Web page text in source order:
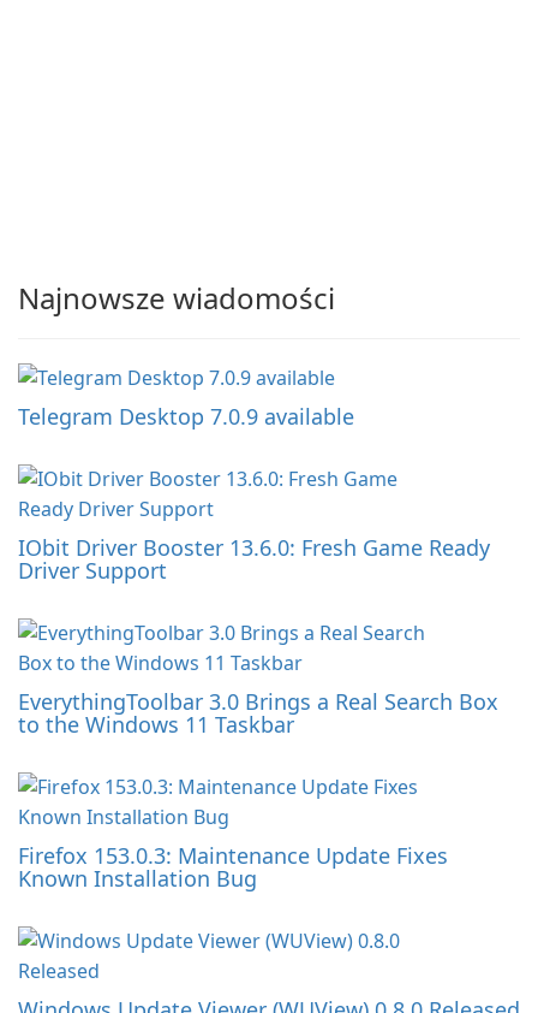
Najnowsze wiadomości
Telegram Desktop 7.0.9 available
IObit Driver Booster 13.6.0: Fresh Game Ready
Driver Support
EverythingToolbar 3.0 Brings a Real Search Box
to the Windows 11 Taskbar
Firefox 153.0.3: Maintenance Update Fixes
Known Installation Bug